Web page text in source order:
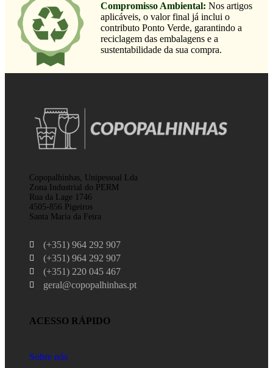
Compromisso Ambiental: Nos artigos
aplicáveis, o valor final já inclui o
contributo Ponto Verde, garantindo a
reciclagem das embalagens e a
sustentabilidade da sua compra.
Copopalhinhas, Unipessoal Lda
Zona Industrial do PERM
Rua da Lage 1746
4505-856 Pigeiros
Santa Maria da Feira
(+351) 964 292 907
(+351) 964 292 907
(+351) 220 045 467
geral@copopalhinhas.pt
ACESSO RÁPIDO
Sobre nós